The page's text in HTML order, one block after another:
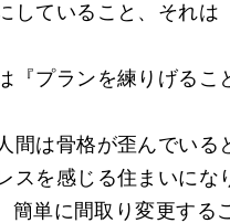
ていること、それは
『プランを練りげるこ
間は骨格が歪んでいる
を感じる住まいにな
単に間取り変更する